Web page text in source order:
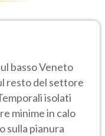
basso Veneto
resto del settore
isolati
minime in calo
sulla pianura